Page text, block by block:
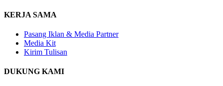
KERJA SAMA
Pasang Iklan & Media Partner
Media Kit
Kirim Tulisan
DUKUNG KAMI